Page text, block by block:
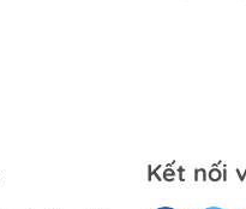
Kết nối